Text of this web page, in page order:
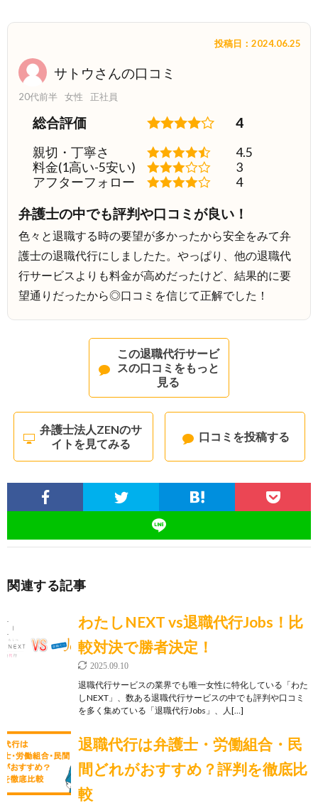
サトウさんの口コミ
投稿日：2024.06.25
20代前半 女性 正社員
総合評価 4
親切・丁寧さ
4.5
料金(1高い-5安い)
3
アフターフォロー
4
弁護士の中でも評判や口コミが良い！
色々と退職する時の要望が多かったから安全をみて弁
護士の退職代行にしましたた。やっぱり、他の退職代
行サービスよりも料金が高めだったけど、結果的に要
望通りだったから◎口コミを信じて正解でした！
この退職代行サービ
スの口コミをもっと
見る
弁護士法人ZENのサ
イトを見てみる
口コミを投稿する
関連する記事
わたしNEXT vs退職代行Jobs！比
較対決で勝者決定！
2025.09.10
退職代行サービスの業界でも唯一女性に特化している「わた
しNEXT」、数ある退職代行サービスの中でも評判や口コミ
を多く集めている「退職代行Jobs」、人[…]
退職代行は弁護士・労働組合・民
間どれがおすすめ？評判を徹底比
較